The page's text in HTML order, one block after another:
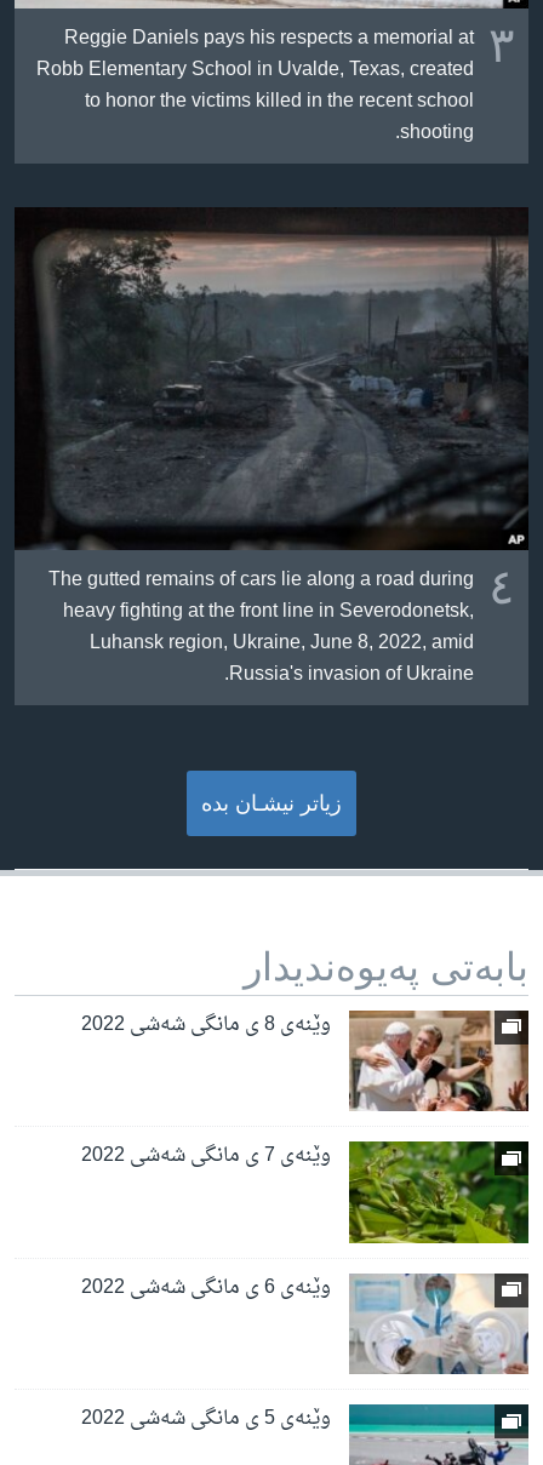
٣ Reggie Daniels pays his respects a memorial at
Robb Elementary School in Uvalde, Texas, created
to honor the victims killed in the recent school
shooting.
٤ The gutted remains of cars lie along a road during
heavy fighting at the front line in Severodonetsk,
Luhansk region, Ukraine, June 8, 2022, amid
Russia's invasion of Ukraine.
زیاتر نیشـان بده‌
بابه‌تی په‌یوه‌ندیدار
وێنەی 8 ی مانگی شەشی 2022
وێنەی 7 ی مانگی شەشی 2022
وێنەی 6 ی مانگی شەشی 2022
وێنەی 5 ی مانگی شەشی 2022